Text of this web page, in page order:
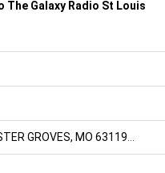
Galaxy Radio St Louis
GROVES, MO 63119